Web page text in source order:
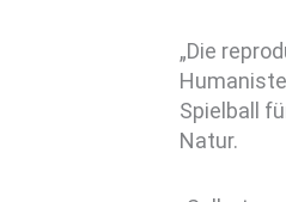
„Die
Spielball
Natur.